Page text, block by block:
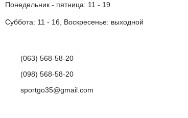
Понедельник - пятница: 11 - 19
Суббота: 11 - 16, Воскресенье: выходной
(063) 568-58-20
(098) 568-58-20
sportgo35@gmail.com